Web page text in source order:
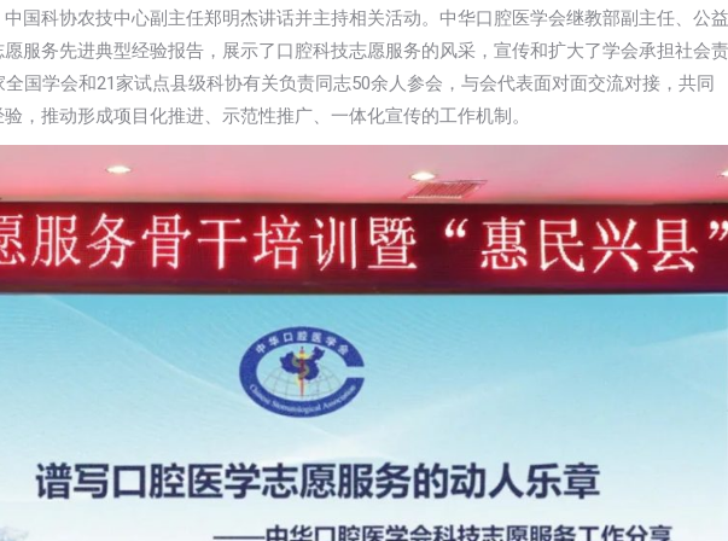
国科协农技中心副主任郑明杰讲话并主持相关活动。中华口腔医学会继教部副主任、公益
服务先进典型经验报告，展示了口腔科技志愿服务的风采，宣传和扩大了学会承担社会责
国学会和21家试点县级科协有关负责同志50余人参会，与会代表面对面交流对接，共同
，推动形成项目化推进、示范性推广、一体化宣传的工作机制。